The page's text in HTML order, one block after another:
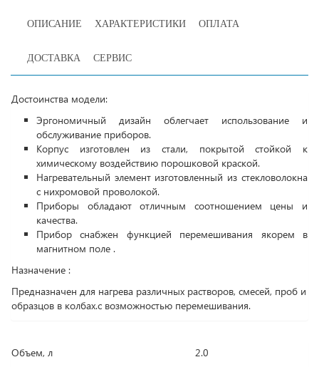
ОПИСАНИЕ ХАРАКТЕРИСТИКИ ОПЛАТА
ДОСТАВКА СЕРВИС
Достоинства модели:
Эргономичный дизайн облегчает использование и
обслуживание приборов.
Корпус изготовлен из стали, покрытой стойкой к
химическому воздействию порошковой краской.
Нагревательный элемент изготовленный из стекловолокна
с нихромовой проволокой.
Приборы обладают отличным соотношением цены и
качества.
Прибор снабжен функцией перемешивания якорем в
магнитном поле .
Назначение :
Предназначен для нагрева различных растворов, смесей, проб и
образцов в колбах.с возможностью перемешивания.
Объем, л
2.0